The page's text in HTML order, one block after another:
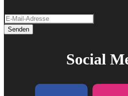
Senden
Social